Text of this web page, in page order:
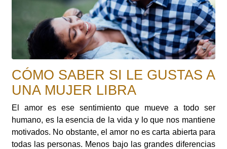
CÓMO SABER SI LE GUSTAS A
UNA MUJER LIBRA
El amor es ese sentimiento que mueve a todo ser
humano, es la esencia de la vida y lo que nos mantiene
motivados. No obstante, el amor no es carta abierta para
todas las personas. Menos bajo las grandes diferencias